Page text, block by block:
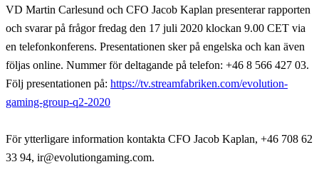
VD Martin Carlesund och CFO Jacob Kaplan presenterar rapporten
och svarar på frågor fredag den 17 juli 2020 klockan 9.00 CET via
en telefonkonferens. Presentationen sker på engelska och kan även
följas online. Nummer för deltagande på telefon: +46 8 566 427 03.
Följ presentationen på: https://tv.streamfabriken.com/evolution-
gaming-group-q2-2020
För ytterligare information kontakta CFO Jacob Kaplan, +46 708 62
33 94, ir@evolutiongaming.com.